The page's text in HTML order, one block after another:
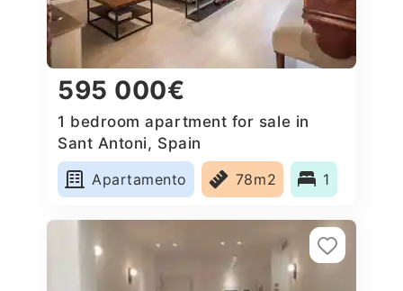
595 000€
1 bedroom apartment for sale in
Sant Antoni, Spain
Apartamento
78m2 1